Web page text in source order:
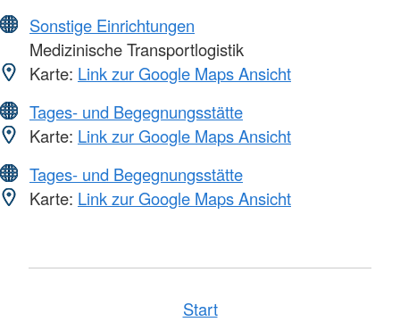
Sonstige Einrichtungen
Medizinische Transportlogistik
Karte: Link zur Google Maps Ansicht
Tages- und Begegnungsstätte
Karte: Link zur Google Maps Ansicht
Tages- und Begegnungsstätte
Karte: Link zur Google Maps Ansicht
Start